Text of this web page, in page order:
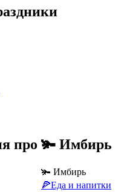
про 🫚 Имбирь
🫚 Имбирь
🍕Еда и напитки